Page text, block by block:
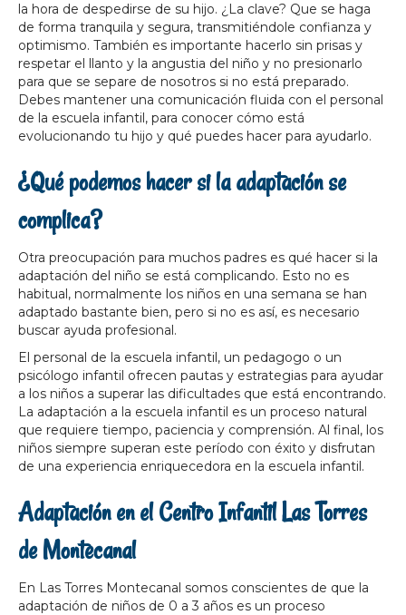
la hora de despedirse de su hijo. ¿La clave? Que se haga
de forma tranquila y segura, transmitiéndole confianza y
optimismo. También es importante hacerlo sin prisas y
respetar el llanto y la angustia del niño y no presionarlo
para que se separe de nosotros si no está preparado.
Debes mantener una comunicación fluida con el personal
de la escuela infantil, para conocer cómo está
evolucionando tu hijo y qué puedes hacer para ayudarlo.
¿Qué podemos hacer si la adaptación se
complica?
Otra preocupación para muchos padres es qué hacer si la
adaptación del niño se está complicando. Esto no es
habitual, normalmente los niños en una semana se han
adaptado bastante bien, pero si no es así, es necesario
buscar ayuda profesional.
El personal de la escuela infantil, un pedagogo o un
psicólogo infantil ofrecen pautas y estrategias para ayudar
a los niños a superar las dificultades que está encontrando.
La adaptación a la escuela infantil es un proceso natural
que requiere tiempo, paciencia y comprensión. Al final, los
niños siempre superan este período con éxito y disfrutan
de una experiencia enriquecedora en la escuela infantil.
Adaptación en el Centro Infantil Las Torres
de Montecanal
En Las Torres Montecanal somos conscientes de que la
adaptación de niños de 0 a 3 años es un proceso